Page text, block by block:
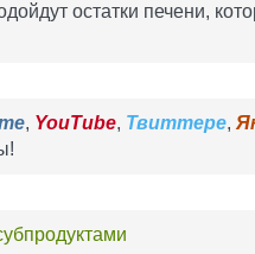
остатки печени,
, YouTube, Твиттере,